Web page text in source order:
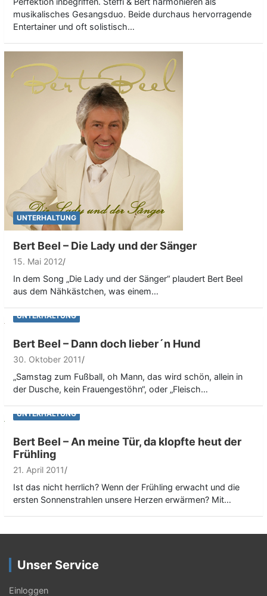
musikalisches Gesangsduo. Beide durchaus hervorragende
Entertainer und oft solistisch…
UNTERHALTUNG
Bert Beel – Die Lady und der Sänger
15. Mai 2012
In dem Song „Die Lady und der Sänger“ plaudert Bert Beel
aus dem Nähkästchen, was einem…
UNTERHALTUNG
Bert Beel – Dann doch lieber´n Hund
30. Oktober 2011
„Samstag zum Fußball, oh Mann, das wird schön, allein in
der Dusche, kein Frauengestöhn“, oder „Fleisch…
UNTERHALTUNG
Bert Beel – An meine Tür, da klopfte heut der
Frühling
21. April 2011
Ist das nicht herrlich? Wenn der Frühling erwacht und die
ersten Sonnenstrahlen unsere Herzen erwärmen? Mit…
Unser Service
Einloggen